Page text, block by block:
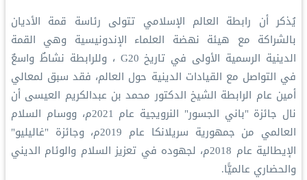
يُذكر أن رابطة العالم الإسلامي تتولى رئاسة قمة الأديان
بالشراكة مع هيئة نهضة العلماء الإندونيسية وهي القمة
الدينية الرسمية الأولى في تاريخ G20 ، وللرابطة نشاطٌ واسعٌ
في التواصل مع القيادات الدينية حول العالم، فقد سبق لمعالي
أمين عام الرابطة الشيخ الدكتور محمد بن عبدالكريم العيسى أن
نال جائزة "باني الجسور" النرويجية عام 2021م، ووسام السلام
العالمي من جمهورية سريلانكا عام 2019م، وجائزة "غاليليو"
الإيطالية عام 2018م، لجهوده في تعزيز السلام والوئام الديني
والحضاري عالميًّا.